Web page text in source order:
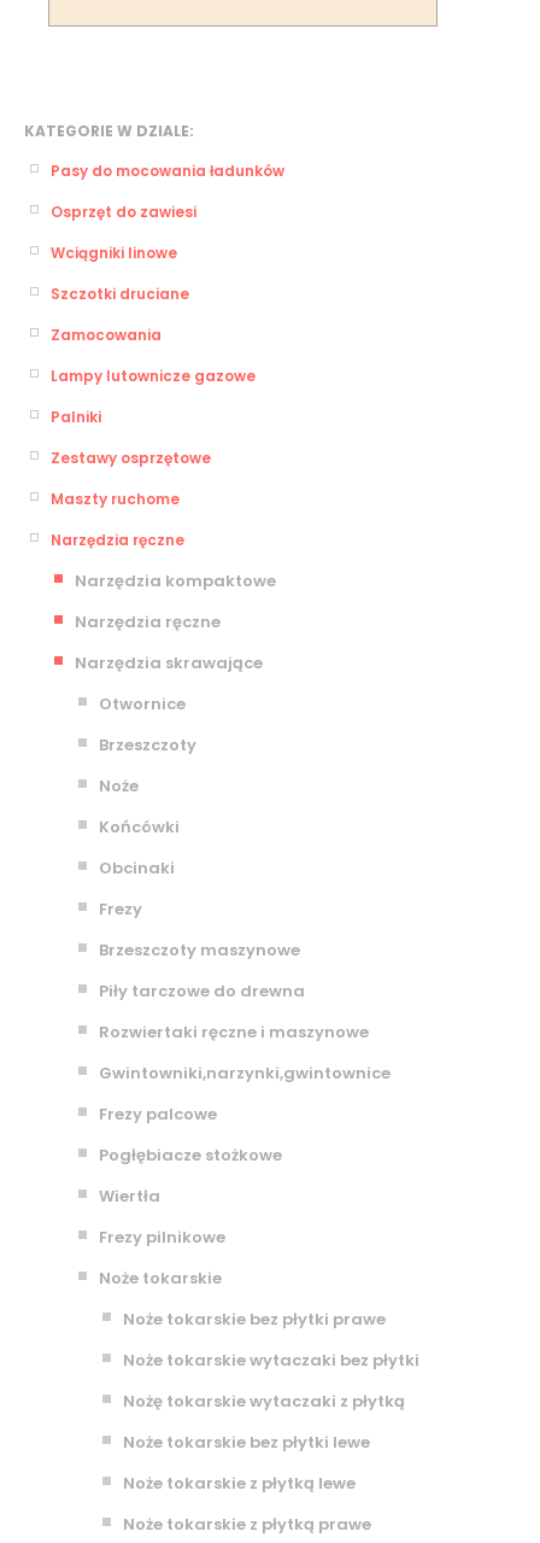
KATEGORIE W DZIALE:
Pasy do mocowania ładunków
Osprzęt do zawiesi
Wciągniki linowe
Szczotki druciane
Zamocowania
Lampy lutownicze gazowe
Palniki
Zestawy osprzętowe
Maszty ruchome
Narzędzia ręczne
Narzędzia kompaktowe
Narzędzia ręczne
Narzędzia skrawające
Otwornice
Brzeszczoty
Noże
Końcówki
Obcinaki
Frezy
Brzeszczoty maszynowe
Piły tarczowe do drewna
Rozwiertaki ręczne i maszynowe
Gwintowniki,narzynki,gwintownice
Frezy palcowe
Pogłębiacze stożkowe
Wiertła
Frezy pilnikowe
Noże tokarskie
Noże tokarskie bez płytki prawe
Noże tokarskie wytaczaki bez płytki
Nożę tokarskie wytaczaki z płytką
Noże tokarskie bez płytki lewe
Noże tokarskie z płytką lewe
Noże tokarskie z płytką prawe